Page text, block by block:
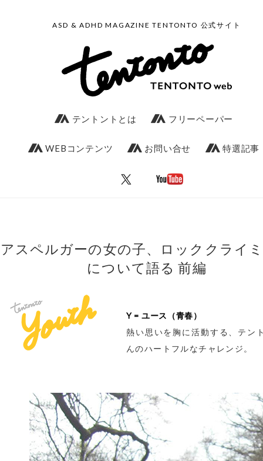
ASD & ADHD MAGAZINE TENTONTO 公式サイト
テントントとは フリーペーパー
WEBコンテンツ お問い合せ 特選記事
アスペルガーの女の子、ロッククライ
について語る 前編
Y = ユース（青春）
熱い思いを胸に活動する、テン
んのハートフルなチャレンジ。